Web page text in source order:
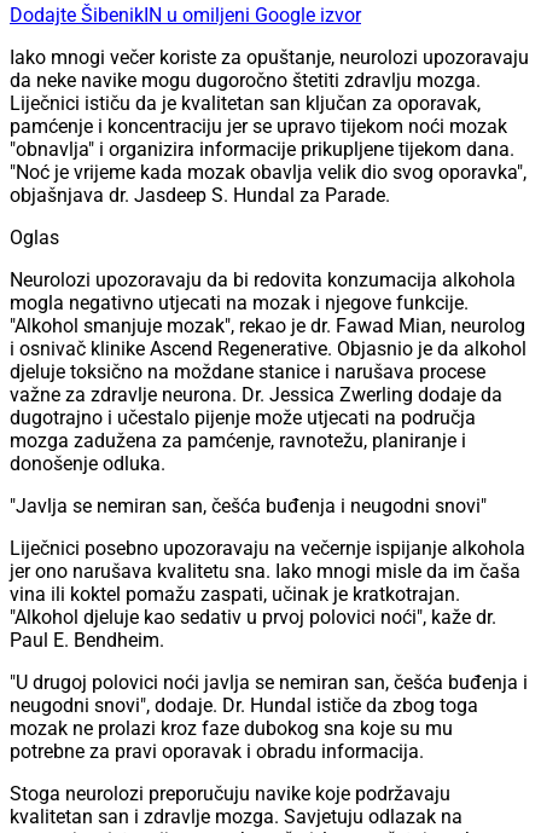
Dodajte ŠibenikIN u omiljeni Google izvor
Iako mnogi večer koriste za opuštanje, neurolozi upozoravaju
da neke navike mogu dugoročno štetiti zdravlju mozga.
Liječnici ističu da je kvalitetan san ključan za oporavak,
pamćenje i koncentraciju jer se upravo tijekom noći mozak
"obnavlja" i organizira informacije prikupljene tijekom dana.
"Noć je vrijeme kada mozak obavlja velik dio svog oporavka",
objašnjava dr. Jasdeep S. Hundal za Parade.
Oglas
Neurolozi upozoravaju da bi redovita konzumacija alkohola
mogla negativno utjecati na mozak i njegove funkcije.
"Alkohol smanjuje mozak", rekao je dr. Fawad Mian, neurolog
i osnivač klinike Ascend Regenerative. Objasnio je da alkohol
djeluje toksično na moždane stanice i narušava procese
važne za zdravlje neurona. Dr. Jessica Zwerling dodaje da
dugotrajno i učestalo pijenje može utjecati na područja
mozga zadužena za pamćenje, ravnotežu, planiranje i
donošenje odluka.
"Javlja se nemiran san, češća buđenja i neugodni snovi"
Liječnici posebno upozoravaju na večernje ispijanje alkohola
jer ono narušava kvalitetu sna. Iako mnogi misle da im čaša
vina ili koktel pomažu zaspati, učinak je kratkotrajan.
"Alkohol djeluje kao sedativ u prvoj polovici noći", kaže dr.
Paul E. Bendheim.
"U drugoj polovici noći javlja se nemiran san, češća buđenja i
neugodni snovi", dodaje. Dr. Hundal ističe da zbog toga
mozak ne prolazi kroz faze dubokog sna koje su mu
potrebne za pravi oporavak i obradu informacija.
Stoga neurolozi preporučuju navike koje podržavaju
kvalitetan san i zdravlje mozga. Savjetuju odlazak na